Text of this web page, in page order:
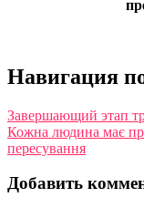
Навигация
Завершающий этап
Кожна людина має
пересування
Добавить